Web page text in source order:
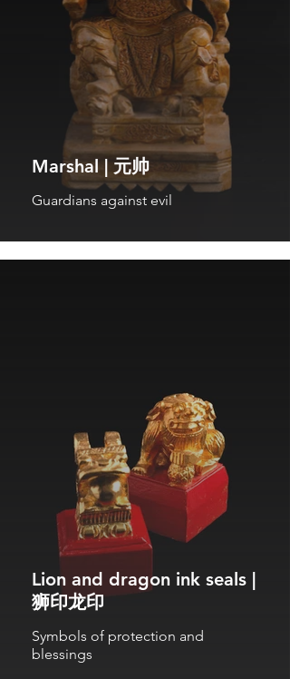
Marshal | 元帅
Guardians against evil
Lion and dragon ink seals |
狮印龙印
Symbols of protection and
blessings